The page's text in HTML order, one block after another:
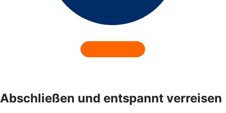
Abschließen und entspannt verreisen